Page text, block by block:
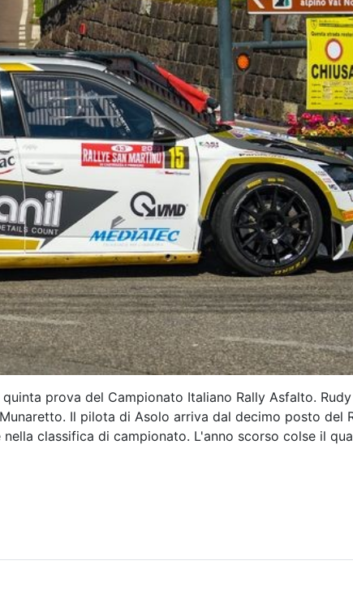
prova del Campionato Italiano Rally Asfalto.
Il pilota di Asolo arriva dal decimo posto del
classifica di campionato. L'anno scorso colse il